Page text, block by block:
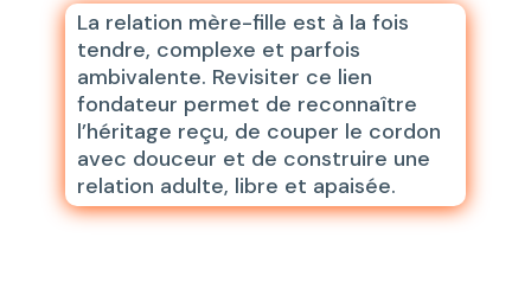
La relation mère-fille est à la fois
tendre, complexe et parfois
ambivalente. Revisiter ce lien
fondateur permet de reconnaître
l’héritage reçu, de couper le cordon
avec douceur et de construire une
relation adulte, libre et apaisée.